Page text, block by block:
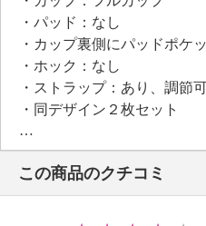
洗濯絵表示はプリントネーム
当たりもポイント。
●普段と同じサイズをおすすめ
迷われた場合は、ゆったりか
みのはき心地でセレクトして
・パッド：なし
・カップ裏側にパッドポケ
・ホック：なし
・ストラップ：あり、調節
・同デザイン２枚セット
【素材】
・表地：身生地：綿９５％
・レース部：ナイロン、ポリ
・カップ内側：綿１００％
この商品のクチコミ